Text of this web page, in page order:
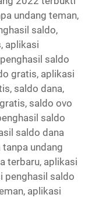
undang teman,
saldo,
aplikasi
saldo
gratis, aplikasi
saldo dana,
saldo ovo
saldo
saldo dana
undang
terbaru, aplikasi
penghasil saldo
aplikasi